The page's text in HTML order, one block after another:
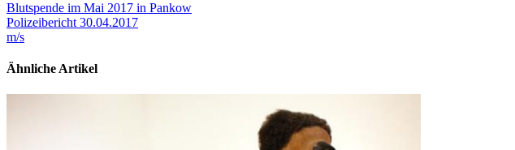
Blutspende im Mai 2017 in Pankow
Polizeibericht 30.04.2017
m/s
Ähnliche Artikel